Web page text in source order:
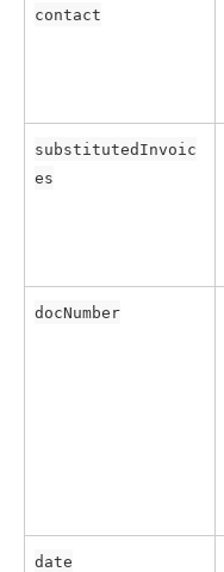
contact
substitutedInvoic
es
docNumber
date